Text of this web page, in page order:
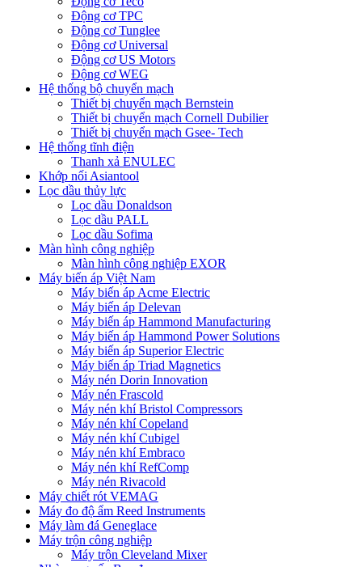
Động cơ TPC
Động cơ Tunglee
Động cơ Universal
Động cơ US Motors
Động cơ WEG
Hệ thống bộ chuyển mạch
Thiết bị chuyển mạch Bernstein
Thiết bị chuyển mạch Cornell Dubilier
Thiết bị chuyển mạch Gsee- Tech
Hệ thống tĩnh điện
Thanh xả ENULEC
Khớp nối Asiantool
Lọc dầu thủy lực
Lọc dầu Donaldson
Lọc dầu PALL
Lọc dầu Sofima
Màn hình công nghiệp
Màn hình công nghiệp EXOR
Máy biến áp Việt Nam
Máy biến áp Acme Electric
Máy biến áp Delevan
Máy biến áp Hammond Manufacturing
Máy biến áp Hammond Power Solutions
Máy biến áp Superior Electric
Máy biến áp Triad Magnetics
Máy nén Dorin Innovation
Máy nén Frascold
Máy nén khí Bristol Compressors
Máy nén khí Copeland
Máy nén khí Cubigel
Máy nén khí Embraco
Máy nén khí RefComp
Máy nén Rivacold
Máy chiết rót VEMAG
Máy đo độ ẩm Reed Instruments
Máy làm đá Geneglace
Máy trộn công nghiệp
Máy trộn Cleveland Mixer